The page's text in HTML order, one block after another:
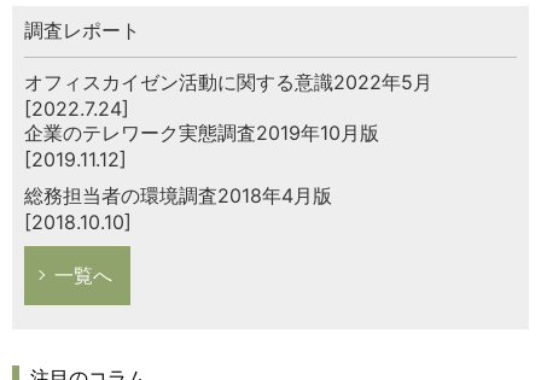
調査レポート
オフィスカイゼン活動に関する意識2022年5月
[2022.7.24]
企業のテレワーク実態調査2019年10月版
[2019.11.12]
総務担当者の環境調査2018年4月版
[2018.10.10]
一覧へ